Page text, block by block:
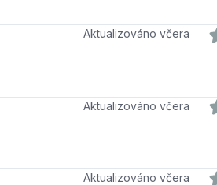
Aktualizováno včera
Aktualizováno včera
Aktualizováno včera